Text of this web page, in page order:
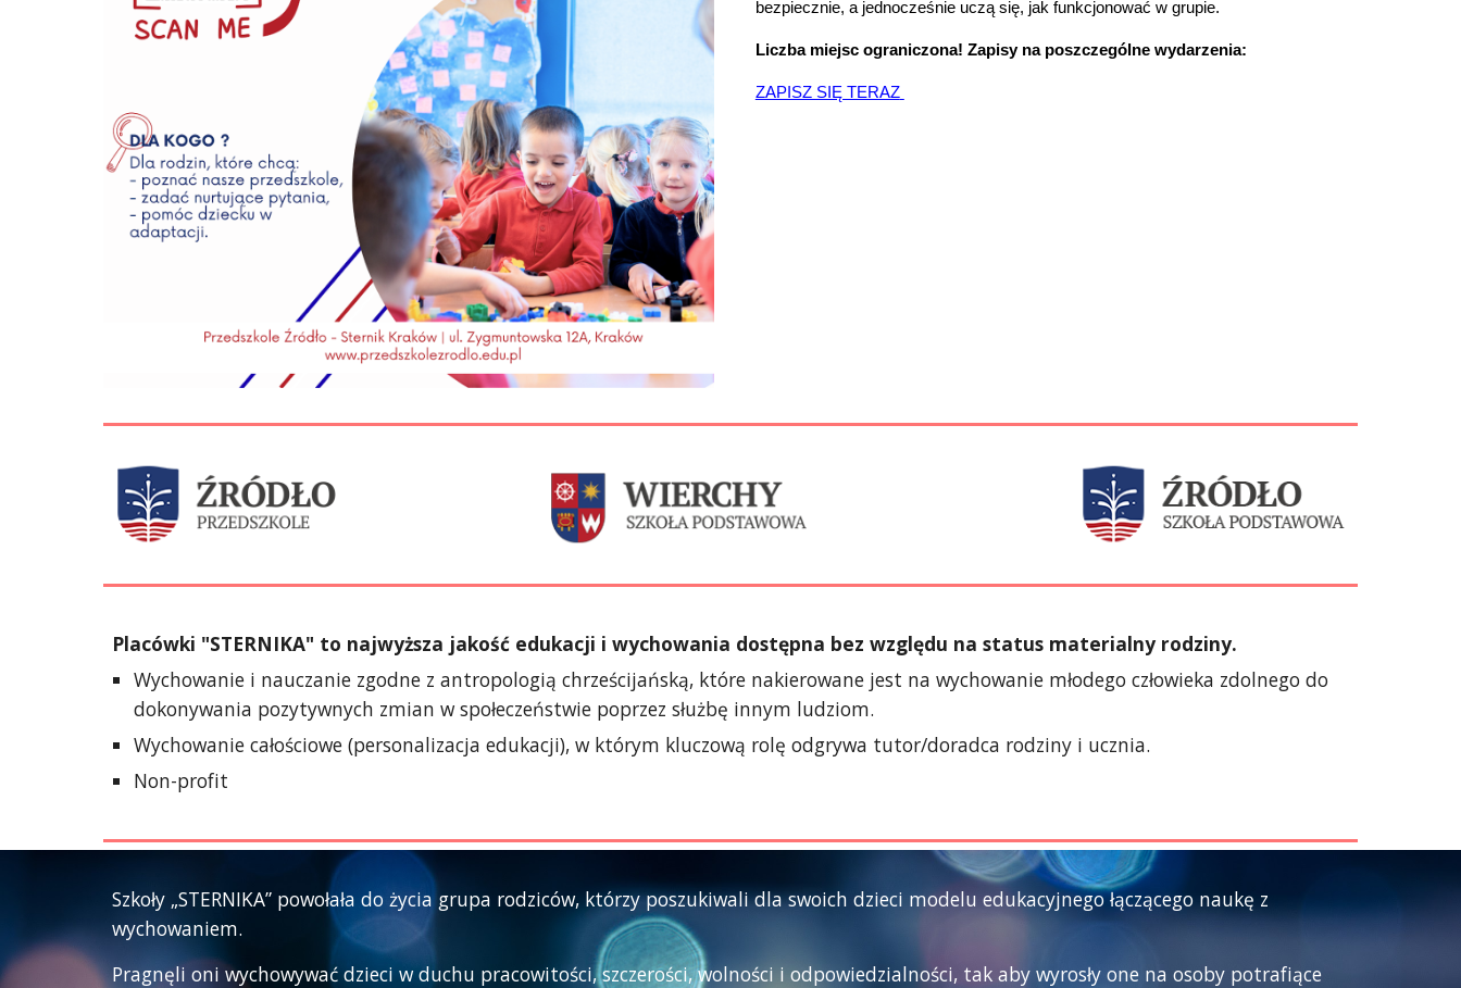
bezpiecznie, a jednocześnie uczą się, jak funkcjonować w grupie.
Liczba miejsc ograniczona! Zapisy na poszczególne wydarzenia:
ZAPISZ SIĘ TERAZ
Placówki "STERNIKA" to najwyższa jakość edukacji i wychowania dostępna bez względu na status materialny rodziny.
Wychowanie i nauczanie zgodne z antropologią chrześcijańską, które nakierowane jest na wychowanie młodego człowieka zdolnego do
dokonywania pozytywnych zmian w społeczeństwie poprzez służbę innym ludziom.
Wychowanie całościowe (personalizacja edukacji), w którym kluczową rolę odgrywa tutor/doradca rodziny i ucznia.
Non-profit
Szkoły „STERNIKA” powołała do życia grupa rodziców, którzy poszukiwali dla swoich dzieci modelu edukacyjnego łączącego naukę z
wychowaniem.
Pragnęli oni wychowywać dzieci w duchu pracowitości, szczerości, wolności i odpowiedzialności, tak aby wyrosły one na osoby potrafiące